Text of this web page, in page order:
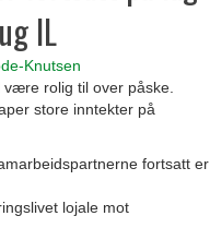
IL
Knutsen
rolig til over påske.
store inntekter på
fortsatt er
lojale mot